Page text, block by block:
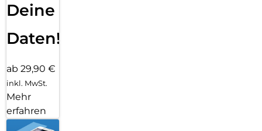
Deine
Daten!
ab 29,90 €
inkl. MwSt.
Mehr
erfahren